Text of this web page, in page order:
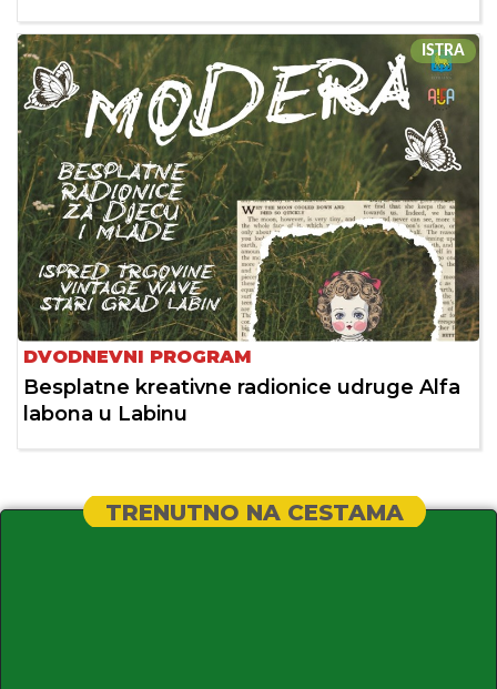
ISTRA
DVODNEVNI PROGRAM
Besplatne kreativne radionice udruge Alfa
labona u Labinu
TRENUTNO NA CESTAMA